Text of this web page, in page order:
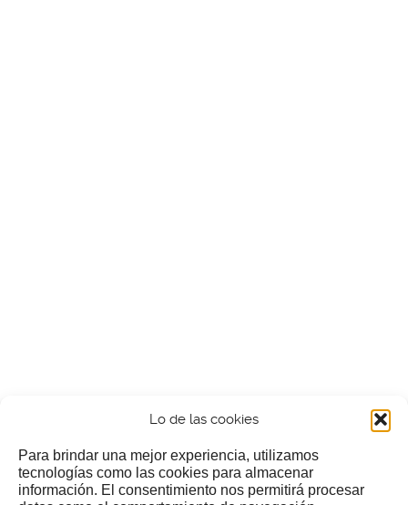
Lo de las cookies
Para brindar una mejor experiencia, utilizamos
tecnologías como las cookies para almacenar
información. El consentimiento nos permitirá procesar